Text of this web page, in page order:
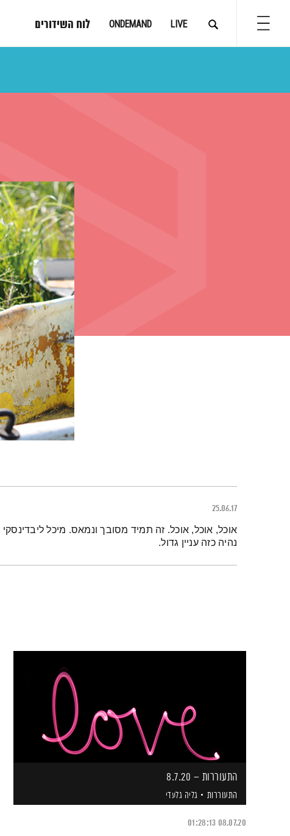
LIVE
ONDEMAND לוח השידורים
25.06.17
תמצית הפודקאסט
אוכל, אוכל, אוכל. זה תמיד מסובך ונמאס. מיכל
נהיה כזה עניין גדול.
התעוררות – 8.7.20
התעוררות גליה גלעדי
08.07.20
01:28:13